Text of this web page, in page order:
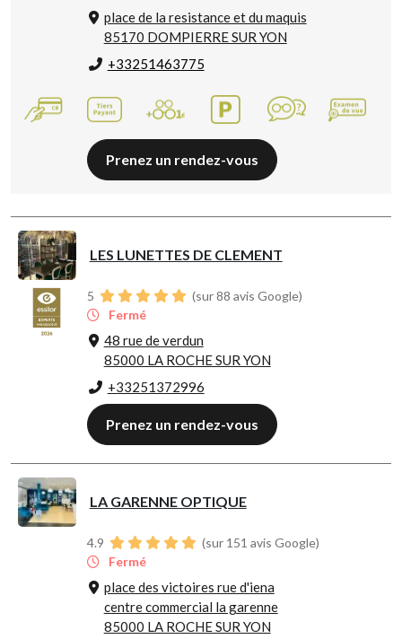
place de la resistance et du maquis
85170 DOMPIERRE SUR YON
+33251463775
Prenez un rendez-vous
LES LUNETTES DE CLEMENT
5
(sur 88 avis Google)
Fermé
48 rue de verdun
85000 LA ROCHE SUR YON
+33251372996
Prenez un rendez-vous
LA GARENNE OPTIQUE
4.9
(sur 151 avis Google)
Fermé
place des victoires rue d'iena
centre commercial la garenne
85000 LA ROCHE SUR YON